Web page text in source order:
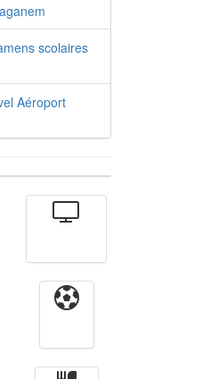
scolaires
Aéroport